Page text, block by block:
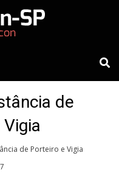
de
de Porteiro e Vigia